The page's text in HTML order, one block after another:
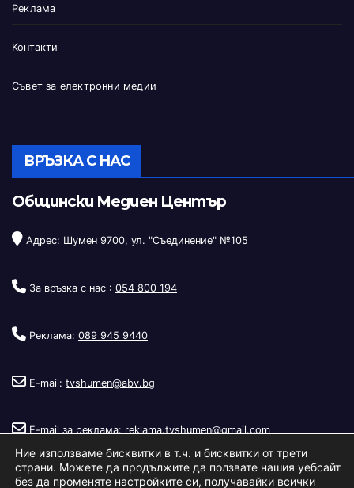
Реклама
Контакти
Съвет за електронни медии
ВРЪЗКА С НАС
Общински Медиен Център
Адрес: Шумен 9700, ул. "Съединение" №105
За връзка с нас : 054 800 194
Реклама: 089 945 9440
E-mail: tvshumen@abv.bg
E-mail за реклама: reklama.tvshumen@gmail.com
Ние използваме бисквитки в т.ч. и бисквитки от трети
страни. Можете да продължите да ползвате нашия уебсайт
без да променяте настройките си, получавайки всички